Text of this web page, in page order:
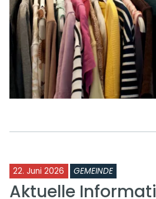
22. Juni 2026 GEMEINDE
Aktuelle